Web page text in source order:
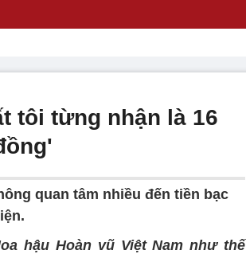
tôi từng nhận là 16
quan tâm nhiều đến tiền bạc
hậu Hoàn vũ Việt Nam như thế